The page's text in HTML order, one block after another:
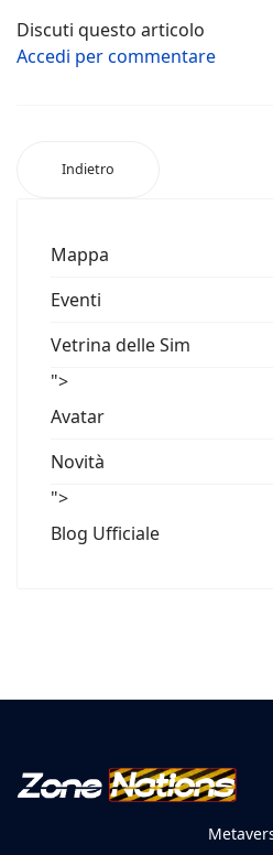
Discuti questo articolo
Accedi per commentare
Indietro
Mappa
Eventi
Vetrina delle Sim
">
Avatar
Novità
">
Blog Ufficiale